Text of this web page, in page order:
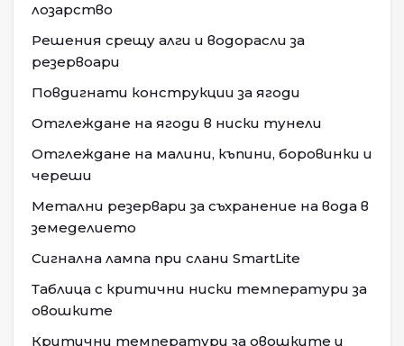
лозарство
Решения срещу алги и водорасли за
резервоари
Повдигнати конструкции за ягоди
Отглеждане на ягоди в ниски тунели
Отглеждане на малини, къпини, боровинки и
череши
Метални резервари за съхранение на вода в
земеделието
Сигнална лампа при слани SmartLite
Таблица с критични ниски температури за
овошките
Критични температури за овошките и